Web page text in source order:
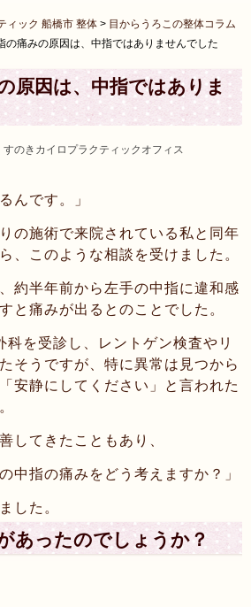
ィック 船橋市 整体 > 目からうろこの整体コラム
の痛みの原因は、中指ではありませんでした
原因は、中指ではありま
すのきカイロプラクティックオフィス
んです。」
の施術で来院されている私と同年
、このような相談を受けました。
約半年前から左手の中指に違和感
と痛みが出るとのことでした。
科を受診し、レントゲン検査やリ
そうですが、特に異常は見つから
安静にしてください」と言われた
してきたこともあり、
中指の痛みをどう考えますか？」
した。
あったのでしょうか？